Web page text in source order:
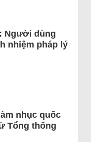
Người dùng
nhiệm pháp lý
nhục quốc
Tổng thống